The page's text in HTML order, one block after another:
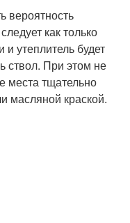
вероятность
как только
и утеплитель будет
ствол. При этом не
места тщательно
масляной краской.